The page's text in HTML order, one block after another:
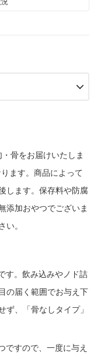
骨をお届けいたしま
ます。商品によって
します。保存料や防腐
添加おやつでございま
。
す。飲み込みやノド詰
の届く範囲でお与え下
、「骨なしタイプ」
ですので、一度に与え